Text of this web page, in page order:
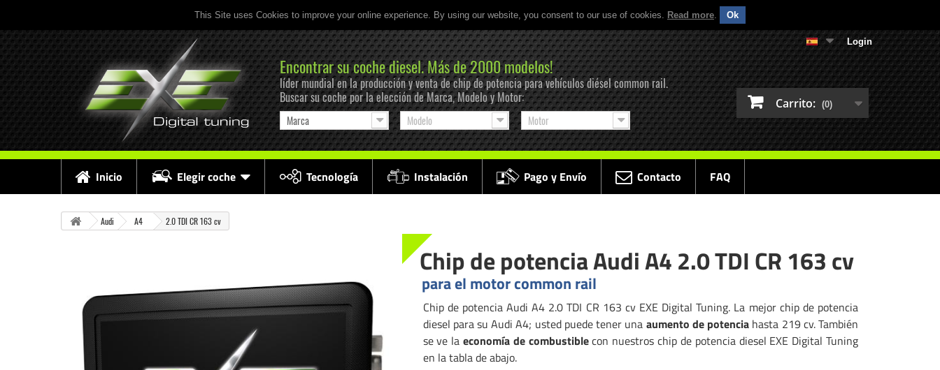
This Site uses Cookies to improve your online experience. By using our website, you consent to our use of cookies. Read more. Ok
Login
Carrito: (0)
Encontrar su coche diesel. Más de 2000 modelos!
líder mundial en la producción y venta de chip de potencia para vehículos diésel common rail.
Buscar su coche por la elección de Marca, Modelo y Motor:
Marca Modelo Motor
Inicio Elegir coche Tecnología Instalación Pago y Envío Contacto FAQ
Audi A4 2.0 TDI CR 163 cv
Chip de potencia Audi A4 2.0 TDI CR 163 cv
para el motor common rail
Chip de potencia Audi A4 2.0 TDI CR 163 cv EXE Digital Tuning. La mejor chip de potencia
diesel para su Audi A4; usted puede tener una aumento de potencia hasta 219 cv. También
se ve la economía de combustiblecon nuestros chip de potencia diesel EXE Digital Tuning
en la tabla de abajo.